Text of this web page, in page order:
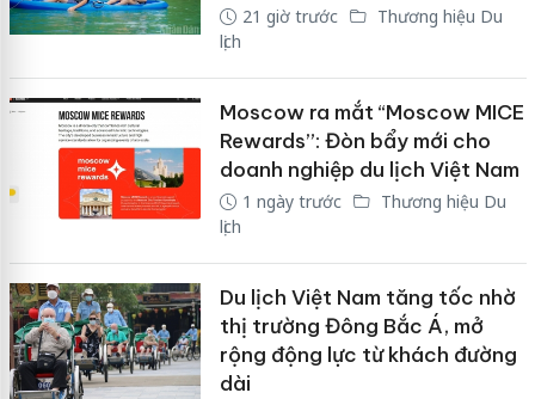
21 giờ trước
Thương hiệu Du
lịch
Moscow ra mắt “Moscow MICE
Rewards”: Đòn bẩy mới cho
doanh nghiệp du lịch Việt Nam
1 ngày trước
Thương hiệu Du
lịch
Du lịch Việt Nam tăng tốc nhờ
thị trường Đông Bắc Á, mở
rộng động lực từ khách đường
dài